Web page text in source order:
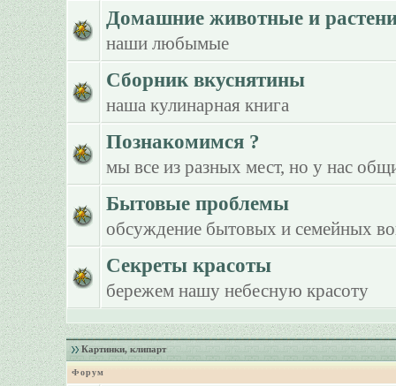
Домашние животные и
наши любымые
Сборник вкуснятины
наша кулинарная книга
Познакомимся ?
мы все из разных мест, но у нас
Бытовые проблемы
обсуждение бытовых и семейных
Секреты красоты
бережем нашу небесную красоту
Картинки, клипарт
Форум